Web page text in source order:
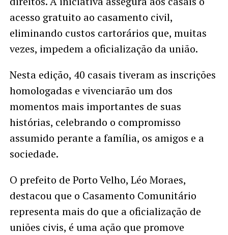
acesso gratuito ao casamento civil,
eliminando custos cartorários que, muitas
vezes, impedem a oficialização da união.
Nesta edição, 40 casais tiveram as inscrições
homologadas e vivenciarão um dos
momentos mais importantes de suas
histórias, celebrando o compromisso
assumido perante a família, os amigos e a
sociedade.
O prefeito de Porto Velho, Léo Moraes,
destacou que o Casamento Comunitário
representa mais do que a oficialização de
uniões civis, é uma ação que promove